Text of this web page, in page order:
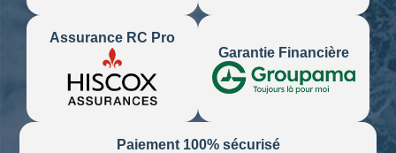
Assurance RC Pro
Garantie Financière
Paiement 100% sécurisé